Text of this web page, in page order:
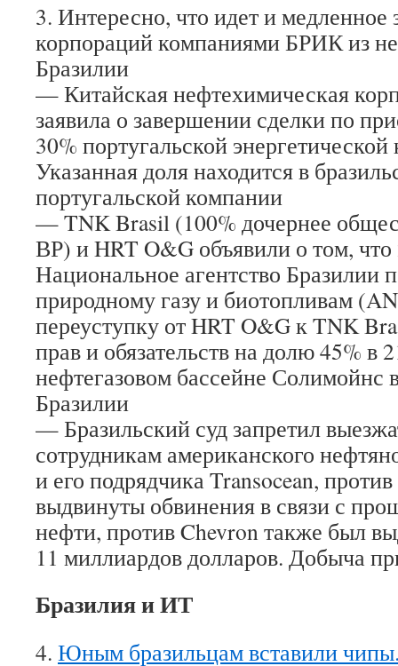
3. Интересно, что идет и
корпораций компаниями БРИК из
Бразилии
— Китайская нефтехимическая
заявила о завершении сделки по
30% португальской
Указанная доля находится в
португальской компании
— TNK Brasil (100% дочернее
ВР) и HRT O&G объявили о том, что
Национальное агентство Бразилии
природному газу и биотопливам
переуступку от HRT O&G к TNK
прав и обязательств на долю 45% в
нефтегазовом бассейне Солимойнс
Бразилии
— Бразильский суд запретил
сотрудникам американского
и его подрядчика Transocean,
выдвинуты обвинения в связи с
нефти, против Chevron также был
11 миллиардов долларов. Добыча
Бразилия и ИТ
4. Юным бразильцам вставили